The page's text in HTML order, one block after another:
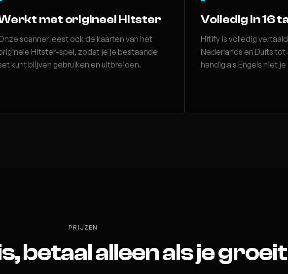
met origineel Hitster
scanner leest ook de kaarten van het
Hitster-spel, zodat je je bestaande
kunt blijven gebruiken en uitbreiden.
Volledig in 16
Hitify is volledig
Nederlands en Duits tot
handig als Engels niet
PRIJZEN
betaal alleen als je groeit